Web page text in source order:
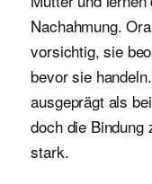
Nachahmung.
vorsichtig, sie
bevor sie
ausgeprägt als
doch die
stark.